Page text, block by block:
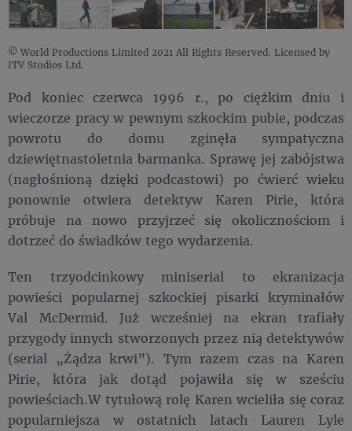
© World Productions Limited 2021 All Rights Reserved. Licensed by
ITV Studios Ltd.
Pod koniec czerwca 1996 r., po ciężkim dniu i
wieczorze pracy w pewnym szkockim pubie, podczas
powrotu do domu zginęła sympatyczna
dziewiętnastoletnia barmanka. Sprawę jej zabójstwa
(nagłośnioną dzięki podcastowi) po ćwierć wieku
ponownie otwiera detektyw Karen Pirie, która
próbuje na nowo przyjrzeć się okolicznościom i
dotrzeć do świadków tego wydarzenia.
Ten trzyodcinkowy miniserial to ekranizacja
powieści popularnej szkockiej pisarki kryminałów
Val McDermid. Już wcześniej na ekran trafiały
przygody innych stworzonych przez nią detektywów
(serial „Żądza krwi”). Tym razem czas na Karen
Pirie, która jak dotąd pojawiła się w sześciu
powieściach.W tytułową rolę Karen wcieliła się coraz
popularniejsza w ostatnich latach Lauren Lyle